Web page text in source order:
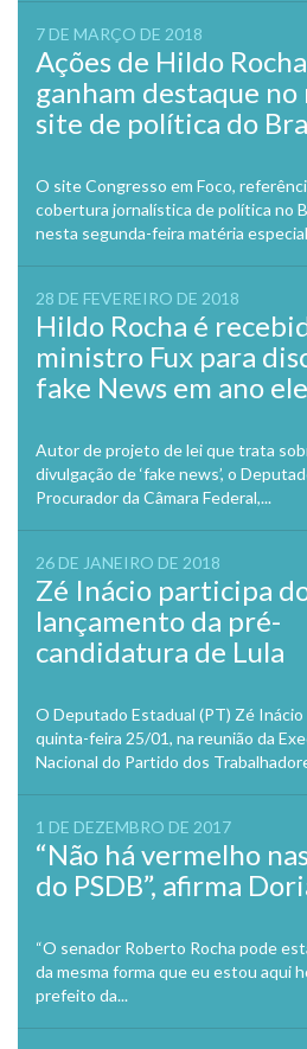
7 DE MARÇO DE 2018
Ações de Hildo Rocha
ganham destaque no
site de política do
O site Congresso em Foco,
cobertura jornalística de política no
nesta segunda-feira matéria
28 DE FEVEREIRO DE 2018
Hildo Rocha é
ministro Fux para
fake News em ano
Autor de projeto de lei que trata
divulgação de ‘fake news’, o
Procurador da Câmara Federal,...
26 DE JANEIRO DE 2018
Zé Inácio participa
lançamento da pré-
candidatura de Lula
O Deputado Estadual (PT) Zé
quinta-feira 25/01, na reunião da
Nacional do Partido dos
1 DE DEZEMBRO DE 2017
“Não há vermelho
do PSDB”, afirma
“O senador Roberto Rocha pode
da mesma forma que eu estou aqui
prefeito da...